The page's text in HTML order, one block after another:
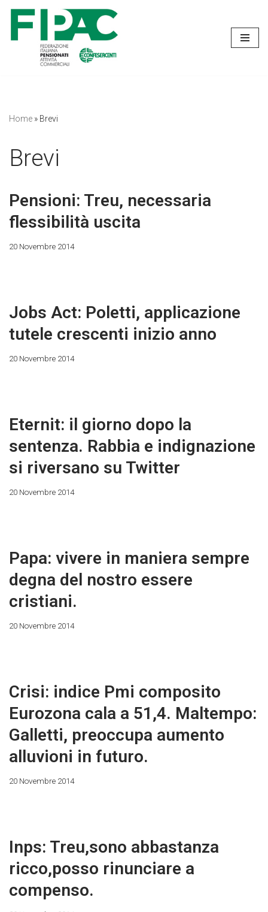
Vai
contenuto
Home » Brevi
Brevi
Pensioni: Treu, necessaria
flessibilità uscita
20 Novembre 2014
Jobs Act: Poletti, applicazione
tutele crescenti inizio anno
20 Novembre 2014
Eternit: il giorno dopo la
sentenza. Rabbia e indignazione
si riversano su Twitter
20 Novembre 2014
Papa: vivere in maniera sempre
degna del nostro essere
cristiani.
20 Novembre 2014
Crisi: indice Pmi composito
Eurozona cala a 51,4. Maltempo:
Galletti, preoccupa aumento
alluvioni in futuro.
20 Novembre 2014
Inps: Treu,sono abbastanza
ricco,posso rinunciare a
compenso.